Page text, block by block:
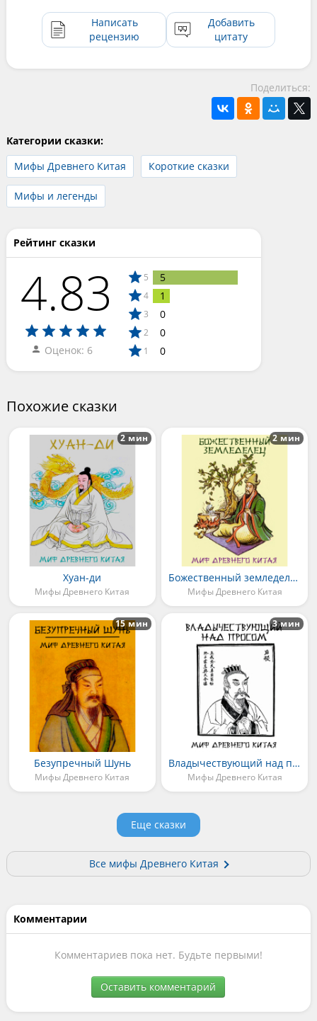
Написать
рецензию
Добавить
цитату
Поделиться:
Категории сказки:
Мифы Древнего Китая
Короткие сказки
Мифы и легенды
Рейтинг сказки
4.83
Оценок: 6
5 5
4 1
3 0
2 0
1 0
Похожие сказки
Хуан-ди
Мифы Древнего Китая
2 мин
Божественный земледелец
Мифы Древнего Китая
2 мин
Безупречный Шунь
Мифы Древнего Китая
15 мин
Владычествующий над просом
Мифы Древнего Китая
3 мин
Еще сказки
Все мифы Древнего Китая
Комментарии
Комментариев пока нет. Будьте первыми!
Оставить комментарий